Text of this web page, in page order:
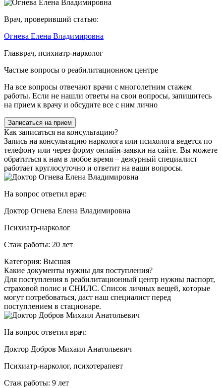
Врач, проверивший статью:
Огнева Елена Владимировна
Главврач, психиатр-нарколог
Частые вопросы о реабилитационном центре
На все вопросы отвечают врачи с многолетним стажем
работы. Если не нашли ответы на свои вопросы, запишитесь
на прием к врачу и обсудите все с ним лично
Записаться на прием
Как записаться на консультацию?
Запись на консультацию нарколога или психолога ведется по
телефону или через форму онлайн-заявки на сайте. Вы можете
обратиться к нам в любое время – дежурный специалист
работает круглосуточно и ответит на ваши вопросы.
На вопрос ответил врач:
Доктор Огнева Елена Владимировна
Психиатр-нарколог
Стаж работы: 20 лет
Категория: Высшая
Какие документы нужны для поступления?
Для поступления в реабилитационный центр нужны паспорт,
страховой полис и СНИЛС. Список личных вещей, которые
могут потребоваться, даст наш специалист перед
поступлением в стационаре.
На вопрос ответил врач:
Доктор Добров Михаил Анатольевич
Психиатр-нарколог, психотерапевт
Стаж работы: 9 лет